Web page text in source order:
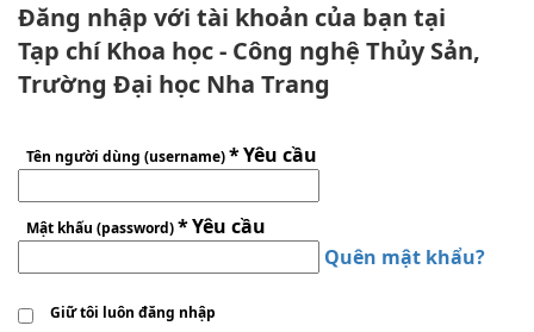
Đăng nhập với tài khoản của bạn tại
Tạp chí Khoa học - Công nghệ Thủy Sản,
Trường Đại học Nha Trang
Tên người dùng (username)*Yêu cầu
Mật khấu (password)*Yêu cầu
Quên mật khẩu?
Giữ tôi luôn đăng nhập